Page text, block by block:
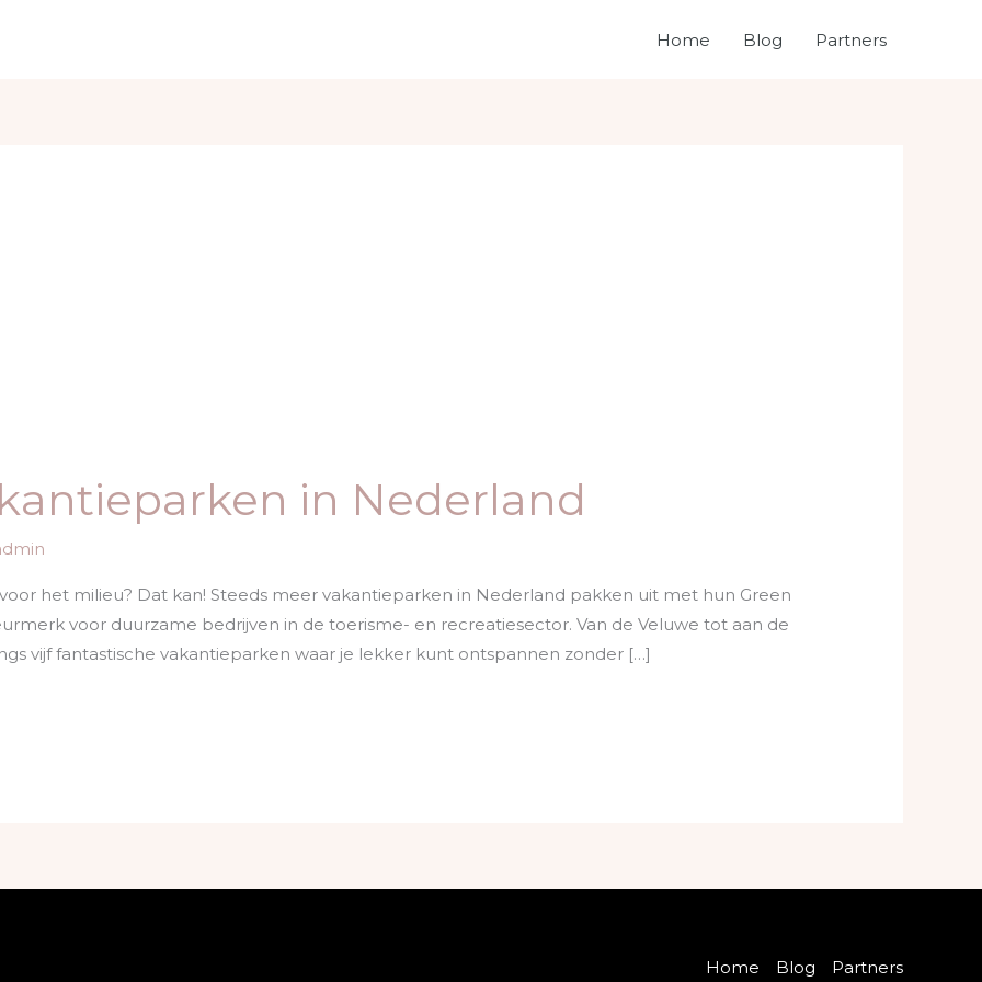
Home Blog Partners
in Nederland
het milieu? Dat kan! Steeds meer vakantieparken in Nederland pakken uit met hun Green
voor duurzame bedrijven in de toerisme- en recreatiesector. Van de Veluwe tot aan de
vijf fantastische vakantieparken waar je lekker kunt ontspannen zonder […]
Home Blog Partners